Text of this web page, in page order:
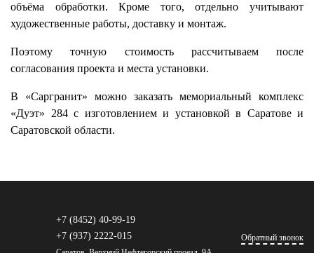
объёма обработки. Кроме того, отдельно учитывают
художественные работы, доставку и монтаж.
Поэтому точную стоимость рассчитываем после
согласования проекта и места установки.
В «Саргранит» можно заказать мемориальный комплекс
«Дуэт» 284 с изготовлением и установкой в Саратове и
Саратовской области.
+7 (8452) 40-99-19
+7 (937) 2222-015
Обратный звонок